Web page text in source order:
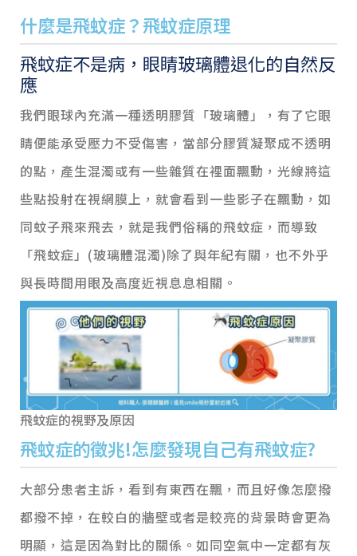
什麼是飛蚊症？飛蚊症原理
飛蚊症不是病，眼睛玻璃體退化的自然反
應
我們眼球內充滿一種透明膠質「玻璃體」，有了它眼
睛便能承受壓力不受傷害，當部分膠質凝聚成不透明
的點，產生混濁或有一些雜質在裡面飄動，光線將這
些點投射在視網膜上，就會看到一些影子在飄動，如
同蚊子飛來飛去，就是我們俗稱的飛蚊症，而導致
「飛蚊症」(玻璃體混濁)除了與年紀有關，也不外乎
與長時間用眼及高度近視息息相關。
飛蚊症的視野及原因
飛蚊症的徵兆!怎麼發現自己有飛蚊症?
大部分患者主訴，看到有東西在飄，而且好像怎麼撥
都撥不掉，在較白的牆壁或者是較亮的背景時會更為
明顯，這是因為對比的關係。如同空氣中一定都有灰